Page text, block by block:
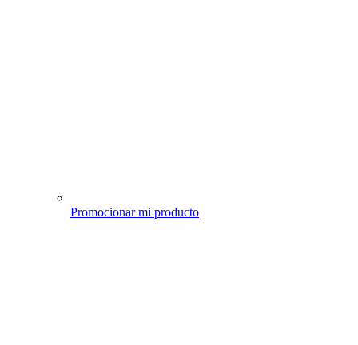
Promocionar mi producto